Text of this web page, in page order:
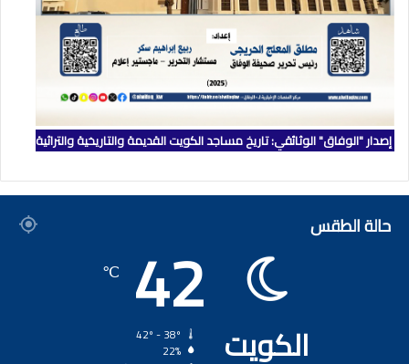
إصدار "الوفاق" الوثائقي: تاريخ مساجد الكويت القديمة والتاريخية والتراثية
حالة الطقس
الكويت
42
℃
22%